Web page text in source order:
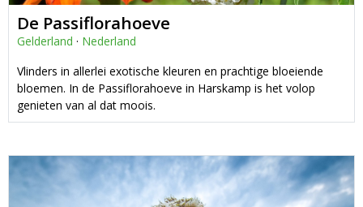
De Passiflorahoeve
Gelderland · Nederland
Vlinders in allerlei exotische kleuren en prachtige bloeiende
bloemen. In de Passiflorahoeve in Harskamp is het volop
genieten van al dat moois.